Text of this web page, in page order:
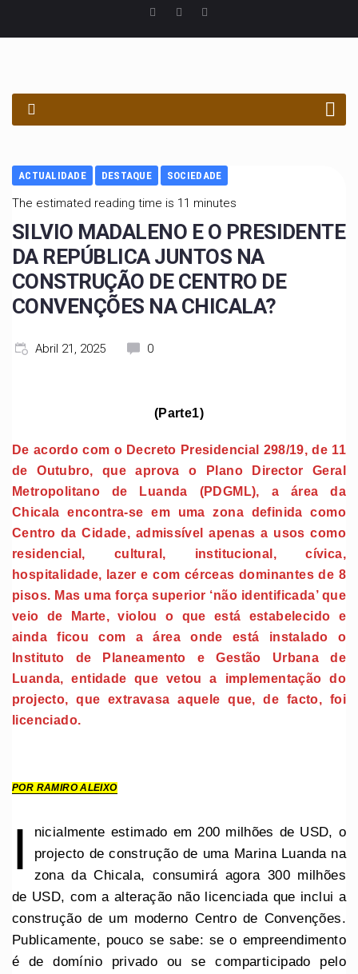
ACTUALIDADE DESTAQUE SOCIEDADE
The estimated reading time is 11 minutes
SILVIO MADALENO E O PRESIDENTE
DA REPÚBLICA JUNTOS NA
CONSTRUÇÃO DE CENTRO DE
CONVENÇÕES NA CHICALA?
Abril 21, 2025 0
(Parte1)
De acordo com o Decreto Presidencial 298/19, de 11
de Outubro, que aprova o Plano Director Geral
Metropolitano de Luanda (PDGML), a área da
Chicala encontra-se em uma zona definida como
Centro da Cidade, admissível apenas a usos como
residencial, cultural, institucional, cívica,
hospitalidade, lazer e com cérceas dominantes de 8
pisos. Mas uma força superior ‘não identificada’ que
veio de Marte, violou o que está estabelecido e
ainda ficou com a área onde está instalado o
Instituto de Planeamento e Gestão Urbana de
Luanda, entidade que vetou a implementação do
projecto, que extravasa aquele que, de facto, foi
licenciado.
POR RAMIRO ALEIXO
I
nicialmente estimado em 200 milhões de USD, o
projecto de construção de uma Marina Luanda na
zona da Chicala, consumirá agora 300 milhões
de USD, com a alteração não licenciada que inclui a
construção de um moderno Centro de Convenções.
Publicamente, pouco se sabe: se o empreendimento
é de domínio privado ou se comparticipado pelo